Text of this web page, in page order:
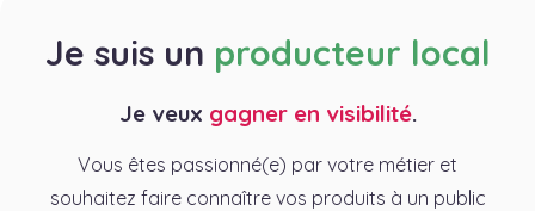
Je suis un producteur local
Je veux gagner en visibilité.
Vous êtes passionné(e) par votre métier et
souhaitez faire connaître vos produits à un public